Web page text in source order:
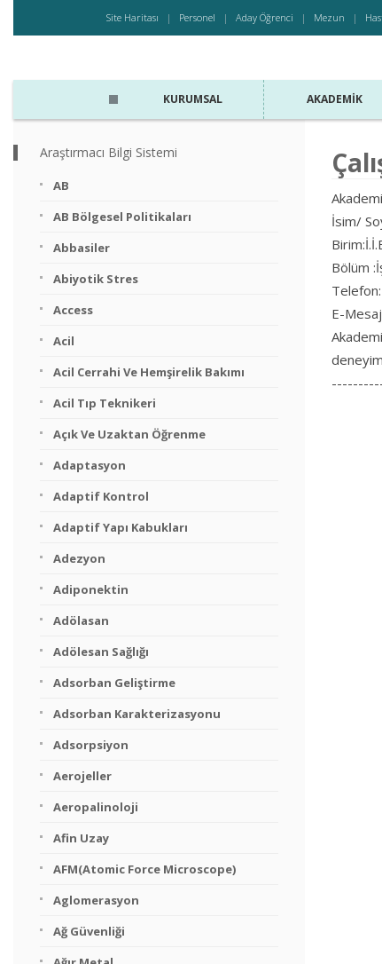
Site Haritası Personel Aday Öğrenci Mezun
KURUMSAL AKADEMIK
İsim/
Bölüm
Telefon:
E-
Araştırmacı Bilgi Sistemi
AB
AB Bölgesel Politikaları
Abbasiler
Abiyotik Stres
Access
Acil
Acil Cerrahi Ve Hemşirelik Bakımı
Acil Tıp Teknikeri
Açık Ve Uzaktan Öğrenme
Adaptasyon
Adaptif Kontrol
Adaptif Yapı Kabukları
Adezyon
Adiponektin
Adölasan
Adölesan Sağlığı
Adsorban Geliştirme
Adsorban Karakterizasyonu
Adsorpsiyon
Aerojeller
Aeropalinoloji
Afin Uzay
AFM(Atomic Force Microscope)
Aglomerasyon
Ağ Güvenliği